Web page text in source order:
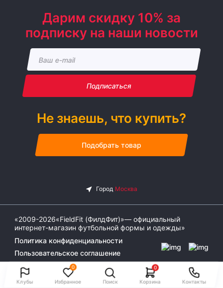
Клубы
0
Избранное Поиск
0
Корзина Контакты
Дарим скидку 10% за
подписку на наши новости
Подписаться
Не знаешь, что купить?
Подобрать товар
«2009-2026«FieldFit (ФилдФит)»— официальный
интернет-магазин футбольной формы и одежды»
Политика конфиденциальности
Пользовательское соглашение